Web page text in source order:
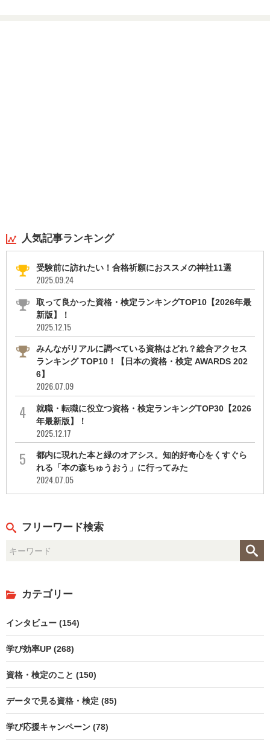
人気記事ランキング
受験前に訪れたい！合格祈願におススメの神社11選
2025.09.24
取って良かった資格・検定ランキングTOP10【2026年最
新版】！
2025.12.15
みんながリアルに調べている資格はどれ？総合アクセス
ランキング TOP10！【日本の資格・検定 AWARDS 202
6】
2026.07.09
就職・転職に役立つ資格・検定ランキングTOP30【2026
年最新版】！
2025.12.17
都内に現れた本と緑のオアシス。知的好奇心をくすぐら
れる「本の森ちゅうおう」に行ってみた
2024.07.05
フリーワード検索
カテゴリー
インタビュー (154)
学び効率UP (268)
資格・検定のこと (150)
データで見る資格・検定 (85)
学び応援キャンペーン (78)